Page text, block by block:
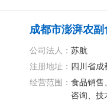
成都市澎湃农副
公司法人： 苏航
注册地址： 四川省成
经营范围： 食品销售
咨询、技